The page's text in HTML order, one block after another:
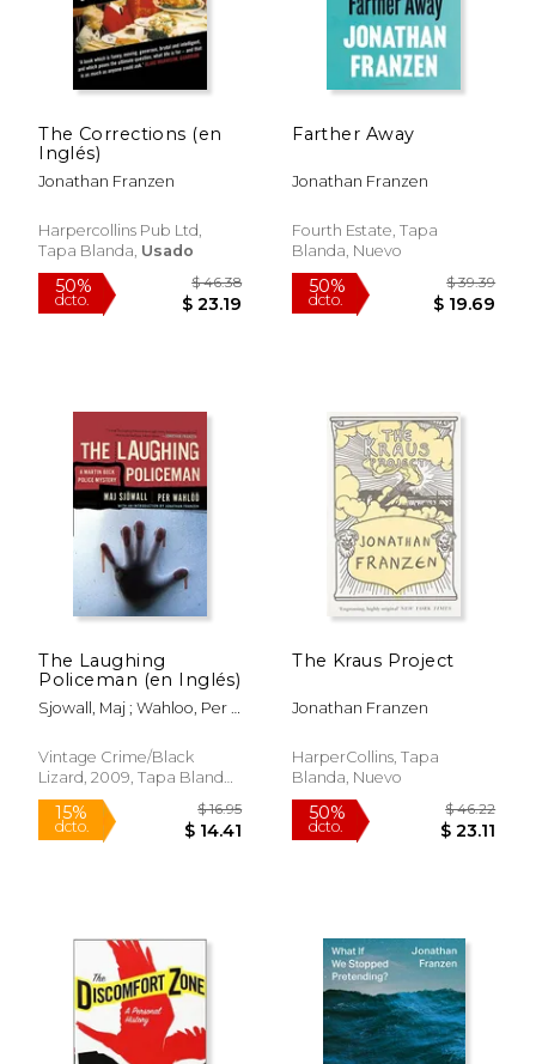
dcto. $ 24.94 dcto.
50%
dcto.
50%
dcto.
The Corrections (en
Inglés)
Jonathan Franzen
Harpercollins Pub Ltd,
Tapa Blanda, Usado
Farther Away
Jonathan Franzen
Fourth Estate, Tapa
Blanda, Nuevo
The Laughing
Policeman (en Inglés)
Sjowall, Maj ; Wahloo, Per ;
Vintage Crime/Black
Lizard, 2009, Tapa Blanda,
Nuevo
The Kraus Project
Jonathan Franzen
HarperCollins, Tapa
Blanda, Nuevo